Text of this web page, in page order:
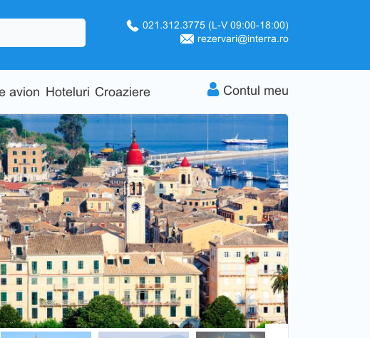
021.312.3775 (L-V 09:00-18:00)
rezervari@interra.ro
avion Hoteluri Croaziere Contul meu